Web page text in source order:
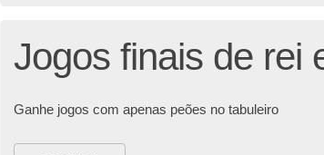
Jogos finais de rei
Ganhe jogos com apenas peões no tabuleiro